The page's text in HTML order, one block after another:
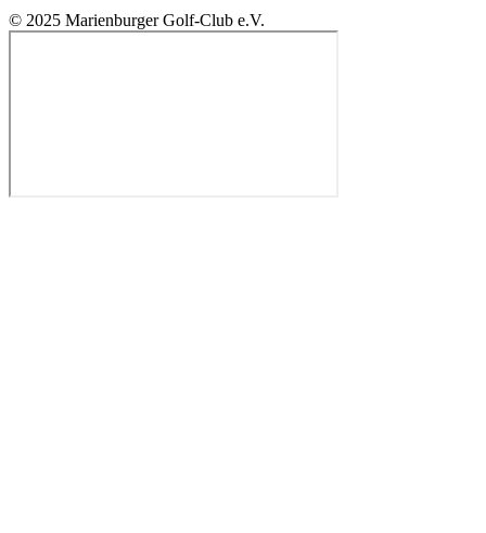
© 2025 Marienburger Golf-Club e.V.